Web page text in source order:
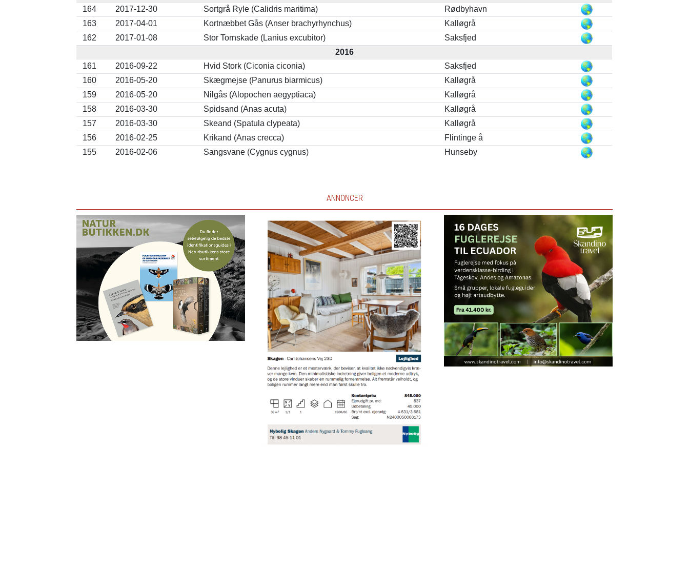
164
2017-12-30 Sortgrå Ryle (Calidris maritima)
Rødbyhavn
163
2017-04-01 Kortnæbbet Gås (Anser brachyrhynchus)
Kalløgrå
162
2017-01-08 Stor Tornskade (Lanius excubitor)
Saksfjed
2016
161
2016-09-22 Hvid Stork (Ciconia ciconia)
Saksfjed
160
2016-05-20 Skægmejse (Panurus biarmicus)
Kalløgrå
159
2016-05-20 Nilgås (Alopochen aegyptiaca)
Kalløgrå
158
2016-03-30 Spidsand (Anas acuta)
Kalløgrå
157
2016-03-30 Skeand (Spatula clypeata)
Kalløgrå
156
2016-02-25 Krikand (Anas crecca)
Flintinge å
155
2016-02-06 Sangsvane (Cygnus cygnus) Hunseby
ANNONCER